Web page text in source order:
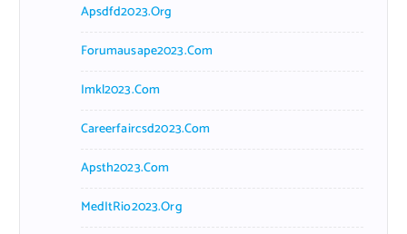
Apsdfd2023.org
Forumausape2023.com
Imkl2023.com
Careerfaircsd2023.com
Apsth2023.com
MedItRio2023.org